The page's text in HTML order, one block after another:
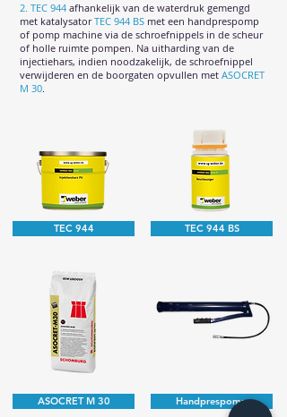
2. TEC 944 afhankelijk van de waterdruk gemengd
met katalysatorTEC 944 BS met een handprespomp
of pomp machine via de schroefnippels in de scheur
of holle ruimte pompen. Na uitharding van de
injectiehars, indien noodzakelijk, de schroefnippel
verwijderen en de boorgaten opvullen met ASOCRET
M 30.
TEC 944
ASOCRET M 30
TEC 944 BS
Handprespomp